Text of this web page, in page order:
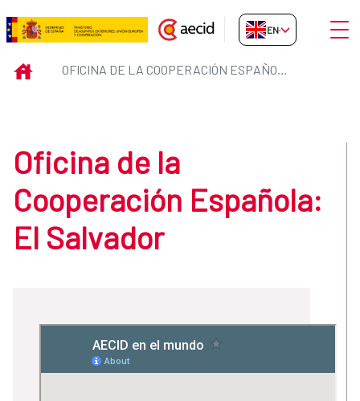
Skip to Main Content
Oficina de la Cooperación
EN-GB
INICIO OFICINA DE LA COOPERACIÓN ESPAÑOLA: EL SALVADOR
Oficina de la
Cooperación Española:
El Salvador